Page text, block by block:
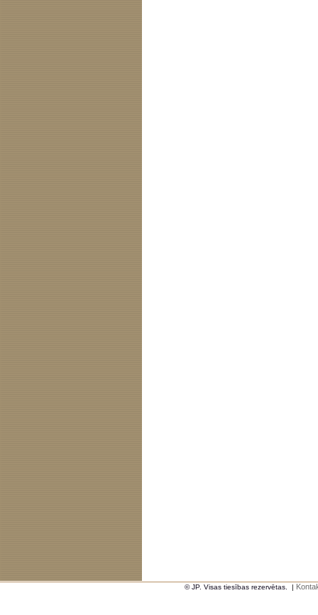
© JP. Visas tiesības rezervētas. |